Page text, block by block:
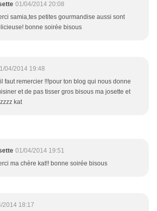
01/04/2014 20:08
samia,tes petites gourmandise aussi sont
bonne soirée bisous
04/2014 19:48
faut remercier !!!pour ton blog qui nous donne
et de pas tisser gros bisous ma josette et
kat
01/04/2014 19:51
ma chère kat!! bonne soirée bisous
2014 18:17